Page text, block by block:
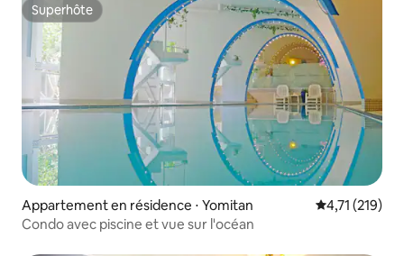
Superhôte
Superhôte
Appartement en résidence ⋅ Yomitan Évaluation
4,71 (219)
Condo avec piscine et vue sur l'océan